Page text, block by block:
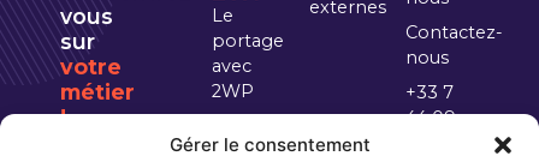
Gérer le consentement
vous
sur
votre
métier
!
Le
portage
avec
2WP
atouts qui
externes
Contactez-
nous
+33 7
44 09